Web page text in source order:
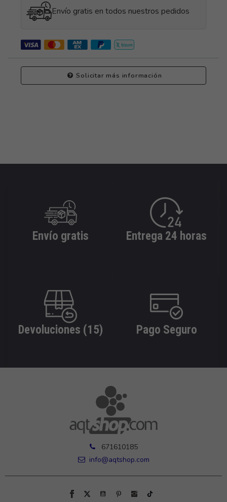
Envío gratis en todos nuestros pedidos
Solicitar más información
Envío gratis Entrega 24 horas
Devoluciones (15) Pago Seguro
671610185
info@aqtshop.com